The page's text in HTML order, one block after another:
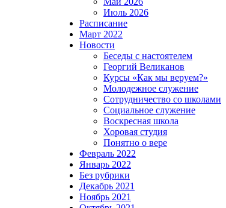
Июль 2026
Расписание
Март 2022
Новости
Беседы с настоятелем
Георгий Великанов
Курсы «Как мы веруем?»
Молодежное служение
Сотрудничество со школами
Социальное служение
Воскресная школа
Хоровая студия
Понятно о вере
Февраль 2022
Январь 2022
Без рубрики
Декабрь 2021
Ноябрь 2021